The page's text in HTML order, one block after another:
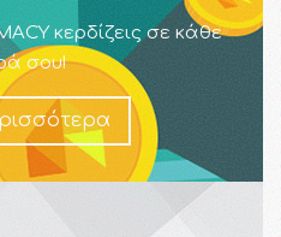
κερδίζεις σε κάθε
σου!